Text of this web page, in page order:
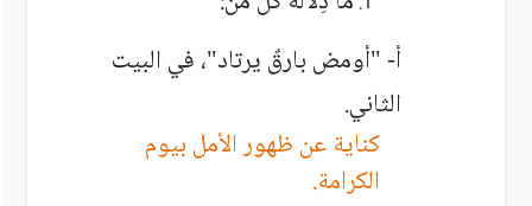
أ- "أومض بارقٌ يرتاد"، في البيت
الثاني.
كناية عن ظهور الأمل بيوم
الكرامة.